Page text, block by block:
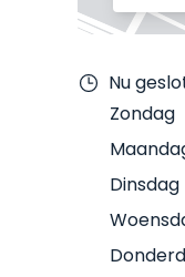
Nu
Zondag
Dinsdag